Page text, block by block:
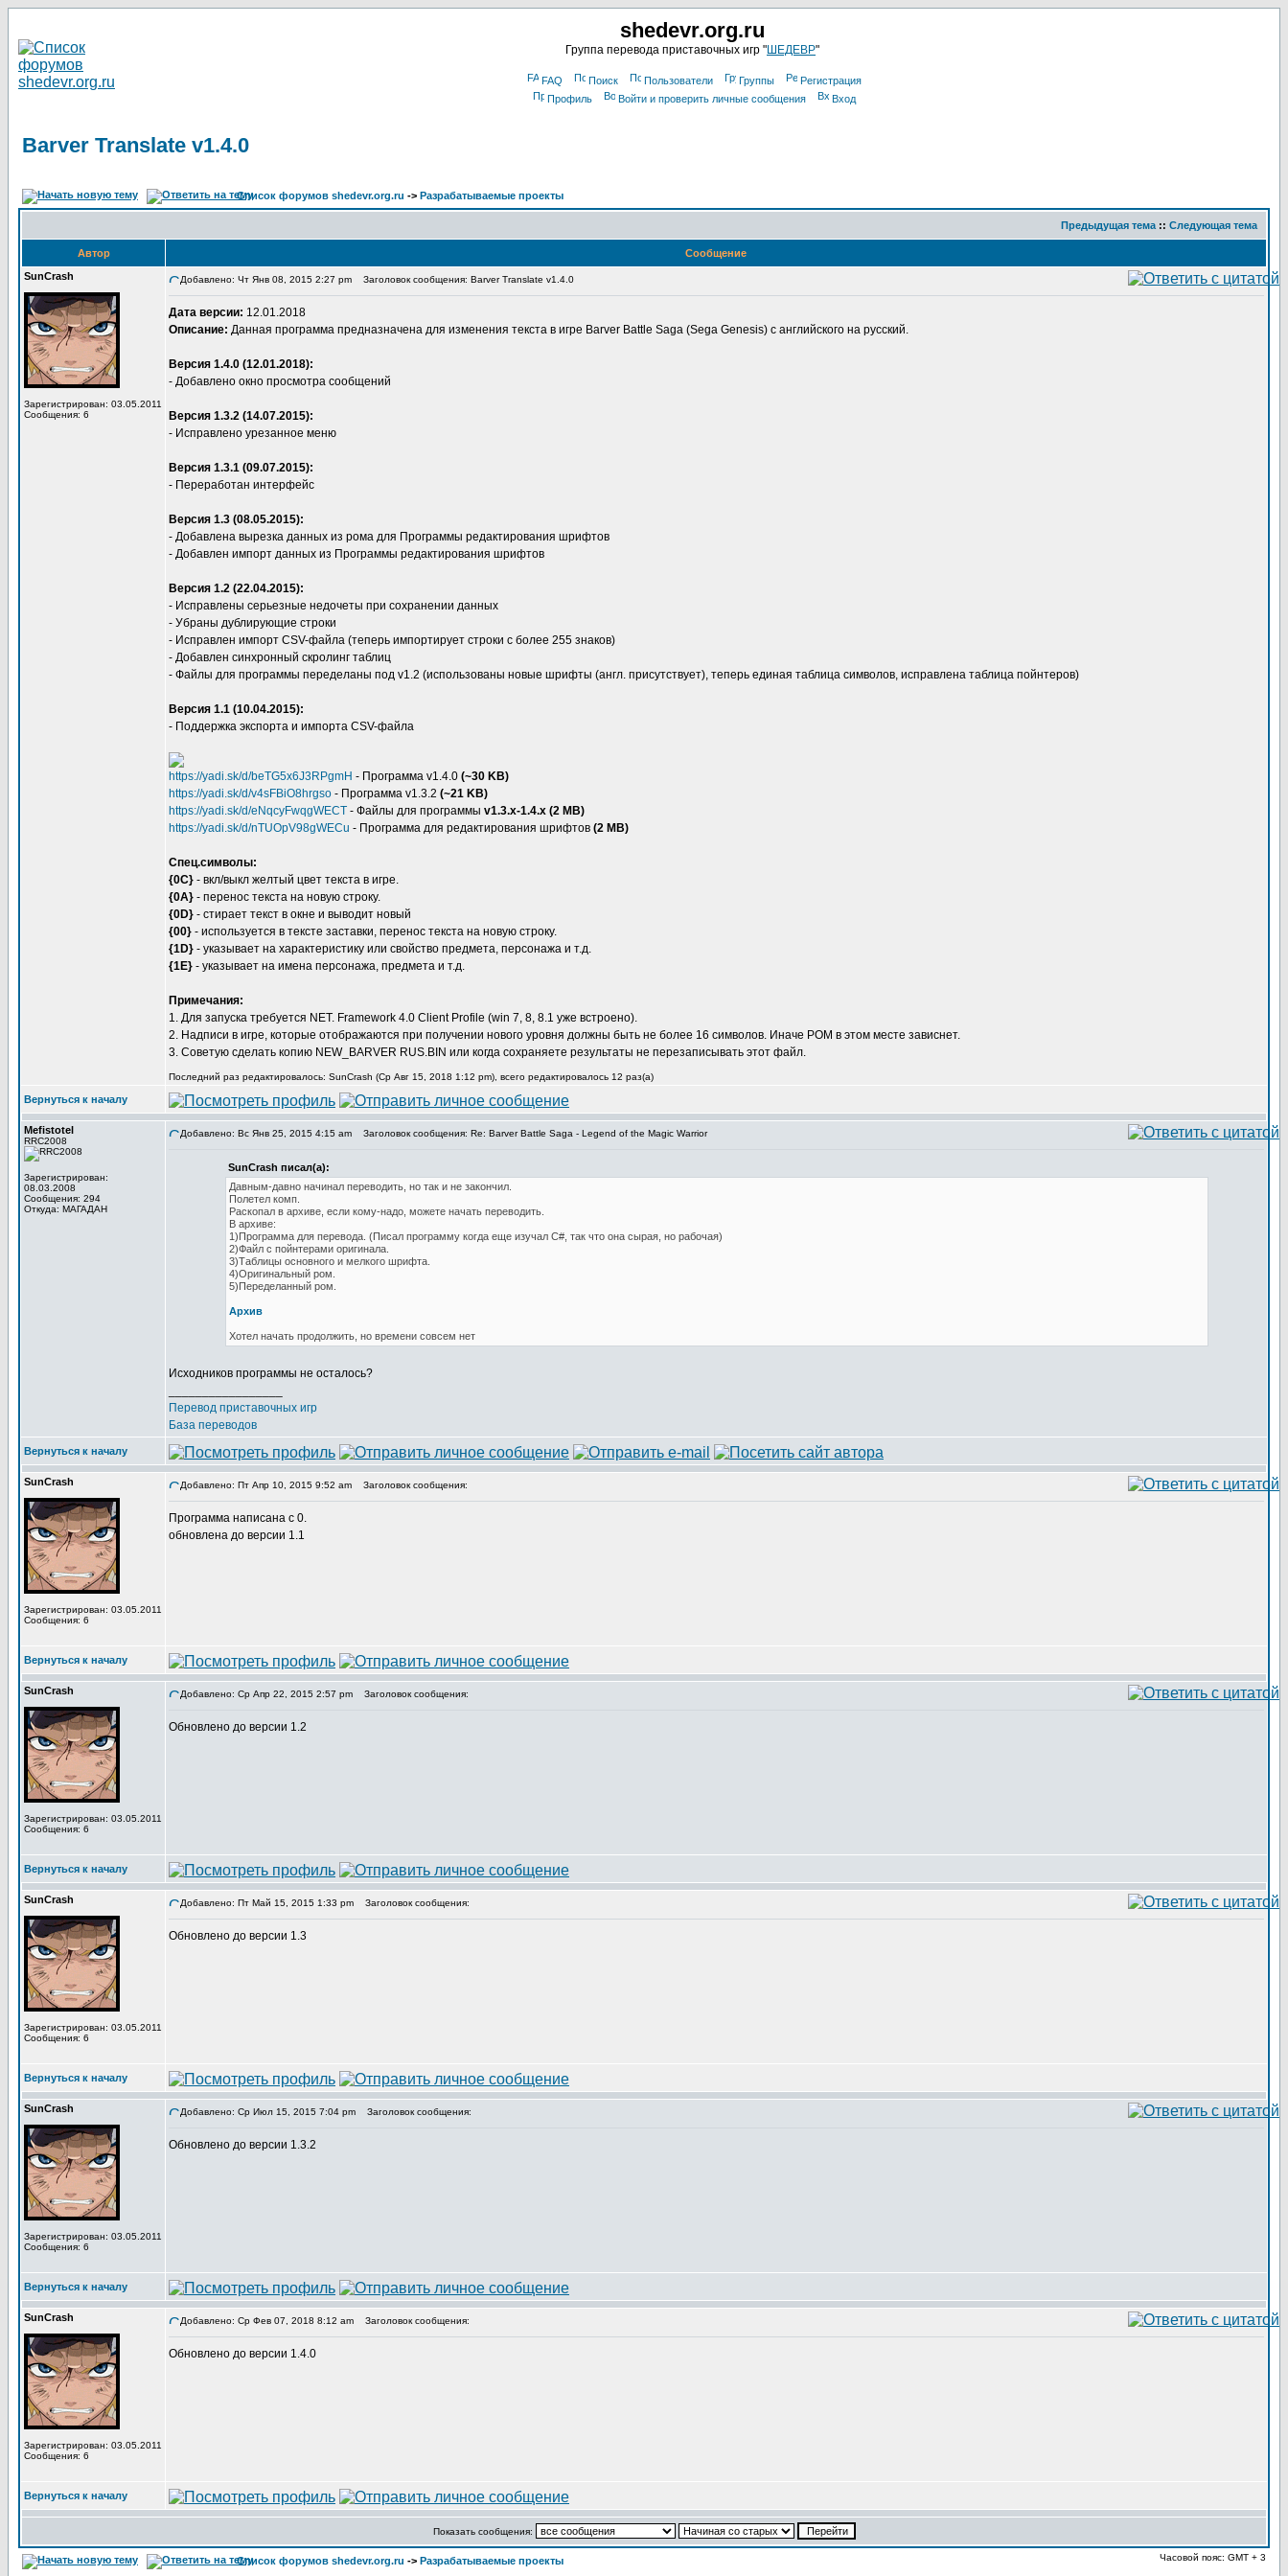
shedevr.org.ru
Группа перевода приставочных игр "ШЕДЕВР"
FAQ Поиск Пользователи Группы
Регистрация
Профиль
Войти и проверить личные сообщения Вход
Barver Translate v1.4.0
Список форумов shedevr.org.ru -> Разрабатываемые проекты
Предыдущая тема :: Следующая тема
Автор
Сообщение
SunCrash
Зарегистрирован: 03.05.2011
Сообщения: 6
Добавлено: Чт Янв 08, 2015 2:27 pm Заголовок сообщения: Barver Translate v1.4.0
Дата версии: 12.01.2018
Описание: Данная программа предназначена для изменения текста в игре Barver Battle Saga (Sega Genesis) с английского на русский.
Версия 1.4.0 (12.01.2018):
- Добавлено окно просмотра сообщений
Версия 1.3.2 (14.07.2015):
- Исправлено урезанное меню
Версия 1.3.1 (09.07.2015):
- Переработан интерфейс
Версия 1.3 (08.05.2015):
- Добавлена вырезка данных из рома для Программы редактирования шрифтов
- Добавлен импорт данных из Программы редактирования шрифтов
Версия 1.2 (22.04.2015):
- Исправлены серьезные недочеты при сохранении данных
- Убраны дублирующие строки
- Исправлен импорт CSV-файла (теперь импортирует строки с более 255 знаков)
- Добавлен синхронный скролинг таблиц
- Файлы для программы переделаны под v1.2 (использованы новые шрифты (англ. присутствует), теперь единая таблица символов, исправлена таблица пойнтеров)
Версия 1.1 (10.04.2015):
- Поддержка экспорта и импорта CSV-файла
https://yadi.sk/d/beTG5x6J3RPgmH - Программа v1.4.0 (~30 KB)
https://yadi.sk/d/v4sFBiO8hrgso - Программа v1.3.2 (~21 KB)
https://yadi.sk/d/eNqcyFwqgWECT - Файлы для программы v1.3.x-1.4.x (2 MB)
https://yadi.sk/d/nTUOpV98gWECu - Программа для редактирования шрифтов (2 MB)
Спец.символы:
{0C} - вкл/выкл желтый цвет текста в игре.
{0A} - перенос текста на новую строку.
{0D} - стирает текст в окне и выводит новый
{00} - используется в тексте заставки, перенос текста на новую строку.
{1D} - указывает на характеристику или свойство предмета, персонажа и т.д.
{1E} - указывает на имена персонажа, предмета и т.д.
Примечания:
1. Для запуска требуется NET. Framework 4.0 Client Profile (win 7, 8, 8.1 уже встроено).
2. Надписи в игре, которые отображаются при получении нового уровня должны быть не более 16 символов. Иначе РОМ в этом месте зависнет.
3. Советую сделать копию NEW_BARVER RUS.BIN или когда сохраняете результаты не перезаписывать этот файл.
Последний раз редактировалось: SunCrash (Ср Авг 15, 2018 1:12 pm), всего редактировалось 12 раз(а)
Вернуться к началу
Mefistotel
RRC2008
Зарегистрирован:
08.03.2008
Сообщения: 294
Откуда: МАГАДАН
Добавлено: Вс Янв 25, 2015 4:15 am Заголовок сообщения: Re: Barver Battle Saga - Legend of the Magic Warrior
SunCrash писал(а):
Давным-давно начинал переводить, но так и не закончил.
Полетел комп.
Раскопал в архиве, если кому-надо, можете начать переводить.
В архиве:
1)Программа для перевода. (Писал программу когда еще изучал C#, так что она сырая, но рабочая)
2)Файл с пойнтерами оригинала.
3)Таблицы основного и мелкого шрифта.
4)Оригинальный ром.
5)Переделанный ром.
Архив
Хотел начать продолжить, но времени совсем нет
Исходников программы не осталось?
Перевод приставочных игр
База переводов
Вернуться к началу
SunCrash
Зарегистрирован: 03.05.2011
Сообщения: 6
Добавлено: Пт Апр 10, 2015 9:52 am Заголовок сообщения:
Программа написана с 0.
обновлена до версии 1.1
Вернуться к началу
SunCrash
Зарегистрирован: 03.05.2011
Сообщения: 6
Добавлено: Ср Апр 22, 2015 2:57 pm Заголовок сообщения:
Обновлено до версии 1.2
Вернуться к началу
SunCrash
Зарегистрирован: 03.05.2011
Сообщения: 6
Добавлено: Пт Май 15, 2015 1:33 pm Заголовок сообщения:
Обновлено до версии 1.3
Вернуться к началу
SunCrash
Зарегистрирован: 03.05.2011
Сообщения: 6
Добавлено: Ср Июл 15, 2015 7:04 pm Заголовок сообщения:
Обновлено до версии 1.3.2
Вернуться к началу
SunCrash
Зарегистрирован: 03.05.2011
Сообщения: 6
Добавлено: Ср Фев 07, 2018 8:12 am Заголовок сообщения:
Обновлено до версии 1.4.0
Вернуться к началу
Показать сообщения:
Список форумов shedevr.org.ru -> Разрабатываемые проекты Часовой пояс: GMT + 3